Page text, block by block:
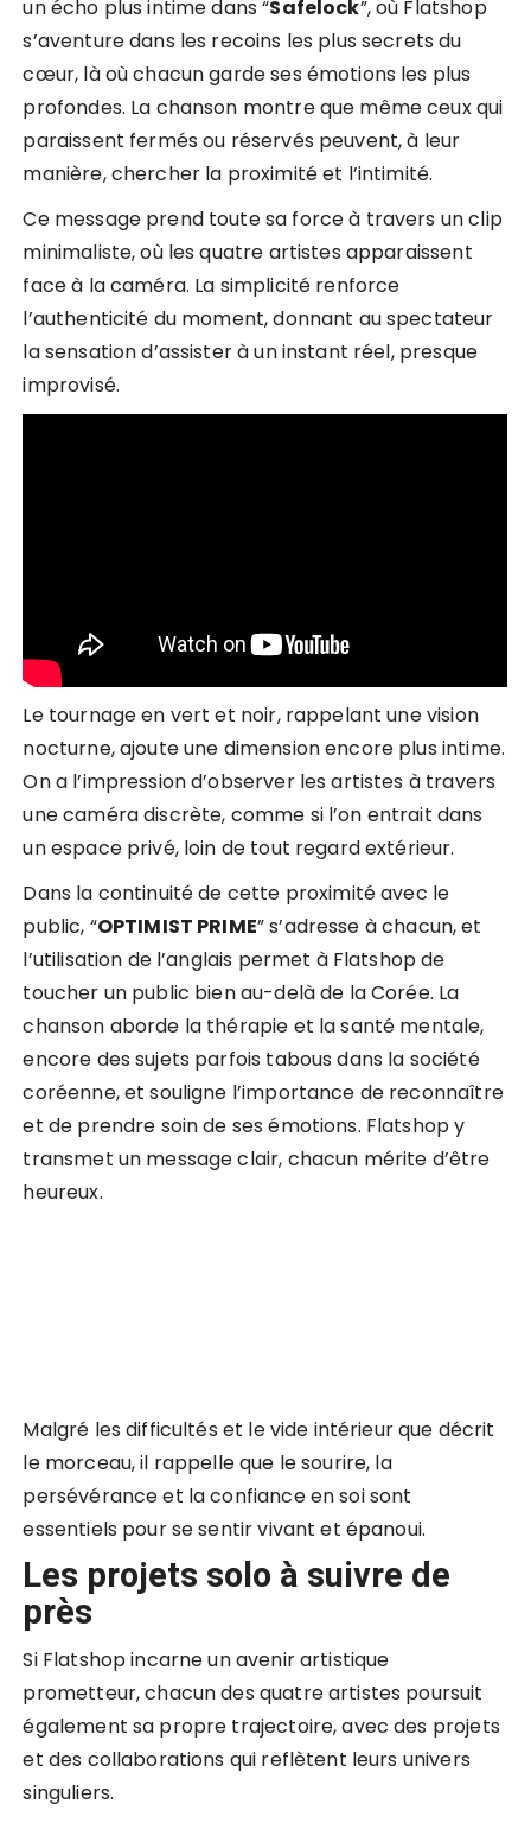
un écho plus intime dans “Safelock”, où Flatshop
s’aventure dans les recoins les plus secrets du
cœur, là où chacun garde ses émotions les plus
profondes. La chanson montre que même ceux qui
paraissent fermés ou réservés peuvent, à leur
manière, chercher la proximité et l’intimité.
Ce message prend toute sa force à travers un clip
minimaliste, où les quatre artistes apparaissent
face à la caméra. La simplicité renforce
l’authenticité du moment, donnant au spectateur
la sensation d’assister à un instant réel, presque
improvisé.
Le tournage en vert et noir, rappelant une vision
nocturne, ajoute une dimension encore plus intime.
On a l’impression d’observer les artistes à travers
une caméra discrète, comme si l’on entrait dans
un espace privé, loin de tout regard extérieur.
Dans la continuité de cette proximité avec le
public, “OPTIMIST PRIME” s’adresse à chacun, et
l’utilisation de l’anglais permet à Flatshop de
toucher un public bien au-delà de la Corée. La
chanson aborde la thérapie et la santé mentale,
encore des sujets parfois tabous dans la société
coréenne, et souligne l’importance de reconnaître
et de prendre soin de ses émotions. Flatshop y
transmet un message clair, chacun mérite d’être
heureux.
Malgré les difficultés et le vide intérieur que décrit
le morceau, il rappelle que le sourire, la
persévérance et la confiance en soi sont
essentiels pour se sentir vivant et épanoui.
Les projets solo à suivre de
près
Si Flatshop incarne un avenir artistique
prometteur, chacun des quatre artistes poursuit
également sa propre trajectoire, avec des projets
et des collaborations qui reflètent leurs univers
singuliers.